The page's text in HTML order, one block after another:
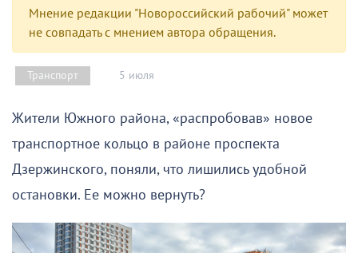
Мнение редакции "Новороссийский рабочий" может
не совпадать с мнением автора обращения.
Транспорт 5 июля
Жители Южного района, «распробовав» новое
транспортное кольцо в районе проспекта
Дзержинского, поняли, что лишились удобной
остановки. Ее можно вернуть?